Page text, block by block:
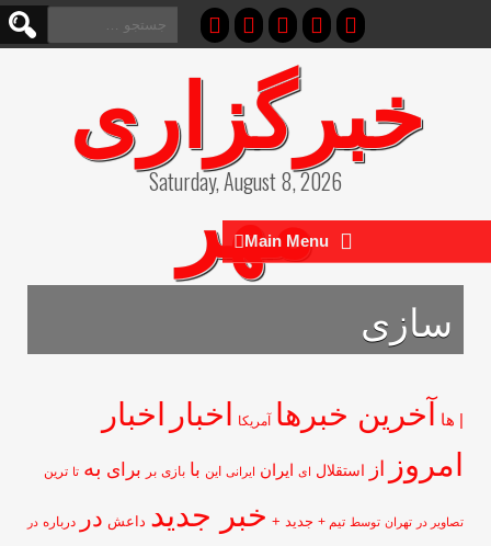
جستجو
برای:
خبرگزاری
مهر
Saturday, August 8, 2026
Main Menu
سازی
آخرین خبرها آمریکا اخباراخبار
از استقلال ای ایران ایرانی این با بازی بر برای به تا ترین
در تهران توسط تیم + جدید + خبر جدید داعش در درباره در